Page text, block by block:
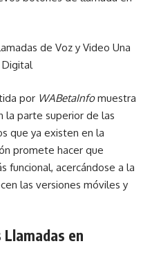
por WABetaInfomuestra
la parte superior de las
que ya existen en la
promete hacer que
funcional, acercándose a la
las versiones móviles y
Llamadas en